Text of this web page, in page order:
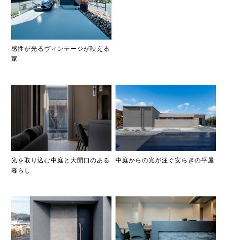
感性が光るヴィンテージが映える
家
光を取り込む中庭と大開口のある
暮らし
中庭からの光が注ぐ安らぎの平屋